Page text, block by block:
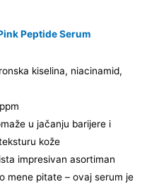
Peptide Serum
kiselina, niacinamid,
u jačanju barijere i
kože
impresivan asortiman
mene pitate – ovaj serum je